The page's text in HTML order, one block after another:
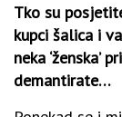
Tko su
kupci šalica i
neka ‘ženska’
demantirate…